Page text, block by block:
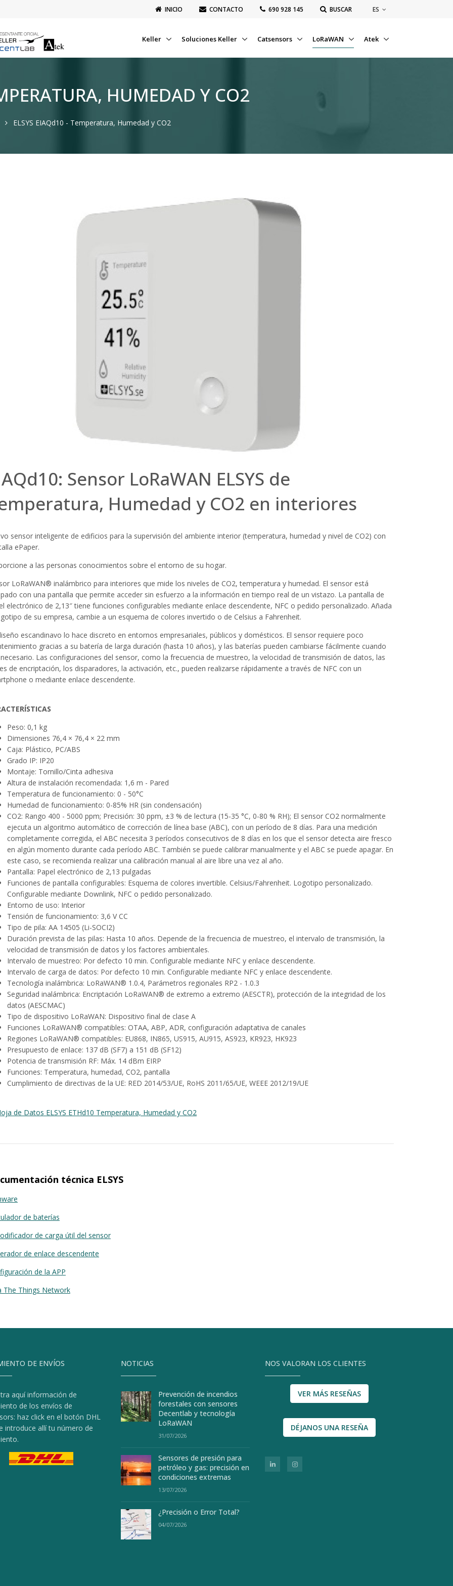
INICIO CONTACTO ‭690 928 145‬ BUSCAR ES
Keller Soluciones Keller Catsensors LoRaWAN Atek
HUMEDAD Y CO2
ELSYS EIAQd10 - Temperatura, Humedad y CO2
Sensor LoRaWAN ELSYS de
Humedad y CO2 en interiores
sensor inteligente de edificios para la supervisión del ambiente interior (temperatura, humedad y nivel de CO2) con
ePaper.
a las personas conocimientos sobre el entorno de su hogar.
LoRaWAN® inalámbrico para interiores que mide los niveles de CO2, temperatura y humedad. El sensor está
con una pantalla que permite acceder sin esfuerzo a la información en tiempo real de un vistazo. La pantalla de
electrónico de 2,13″ tiene funciones configurables mediante enlace descendente, NFC o pedido personalizado. Añada
de su empresa, cambie a un esquema de colores invertido o de Celsius a Fahrenheit.
escandinavo lo hace discreto en entornos empresariales, públicos y domésticos. El sensor requiere poco
gracias a su batería de larga duración (hasta 10 años), y las baterías pueden cambiarse fácilmente cuando
Las configuraciones del sensor, como la frecuencia de muestreo, la velocidad de transmisión de datos, las
de encriptación, los disparadores, la activación, etc., pueden realizarse rápidamente a través de NFC con un
o mediante enlace descendente.
Peso: 0,1 kg
Dimensiones 76,4 × 76,4 × 22 mm
Caja: Plástico, PC/ABS
Grado IP: IP20
Montaje: Tornillo/Cinta adhesiva
Altura de instalación recomendada: 1,6 m - Pared
Temperatura de funcionamiento: 0 - 50°C
Humedad de funcionamiento: 0-85% HR (sin condensación)
CO2: Rango 400 - 5000 ppm; Precisión: 30 ppm, ±3 % de lectura (15-35 °C, 0-80 % RH); El sensor CO2 normalmente
ejecuta un algoritmo automático de corrección de línea base (ABC), con un período de 8 días. Para una medición
completamente corregida, el ABC necesita 3 períodos consecutivos de 8 días en los que el sensor detecta aire fresco
en algún momento durante cada período ABC. También se puede calibrar manualmente y el ABC se puede apagar. En
este caso, se recomienda realizar una calibración manual al aire libre una vez al año.
Pantalla: Papel electrónico de 2,13 pulgadas
Funciones de pantalla configurables: Esquema de colores invertible. Celsius/Fahrenheit. Logotipo personalizado.
Configurable mediante Downlink, NFC o pedido personalizado.
Entorno de uso: Interior
Tensión de funcionamiento: 3,6 V CC
Tipo de pila: AA 14505 (Li-SOCI2)
Duración prevista de las pilas: Hasta 10 años. Depende de la frecuencia de muestreo, el intervalo de transmisión, la
velocidad de transmisión de datos y los factores ambientales.
Intervalo de muestreo: Por defecto 10 min. Configurable mediante NFC y enlace descendente.
Intervalo de carga de datos: Por defecto 10 min. Configurable mediante NFC y enlace descendente.
Tecnología inalámbrica: LoRaWAN® 1.0.4, Parámetros regionales RP2 - 1.0.3
Seguridad inalámbrica: Encriptación LoRaWAN® de extremo a extremo (AESCTR), protección de la integridad de los
datos (AESCMAC)
Tipo de dispositivo LoRaWAN: Dispositivo final de clase A
Funciones LoRaWAN® compatibles: OTAA, ABP, ADR, configuración adaptativa de canales
Regiones LoRaWAN® compatibles: EU868, IN865, US915, AU915, AS923, KR923, HK923
Presupuesto de enlace: 137 dB (SF7) a 151 dB (SF12)
Potencia de transmisión RF: Máx. 14 dBm EIRP
Funciones: Temperatura, humedad, CO2, pantalla
Cumplimiento de directivas de la UE: RED 2014/53/UE, RoHS 2011/65/UE, WEEE 2012/19/UE
de Datos ELSYS ETHd10 Temperatura, Humedad y CO2
técnica ELSYS
de baterías
de carga útil del sensor
de enlace descendente
de la APP
The Things Network
DE ENVÍOS
aquí información de
de los envíos de
haz click en el botón DHL
introduce allí tu número de
NOTICIAS
Prevención de incendios
forestales con sensores
Decentlab y tecnología
LoRaWAN
31/07/2026
Sensores de presión para
petróleo y gas: precisión en
condiciones extremas
13/07/2026
¿Precisión o Error Total?
04/07/2026
NOS VALORAN LOS CLIENTES
VER MÁS RESEÑAS
DÉJANOS UNA RESEÑA